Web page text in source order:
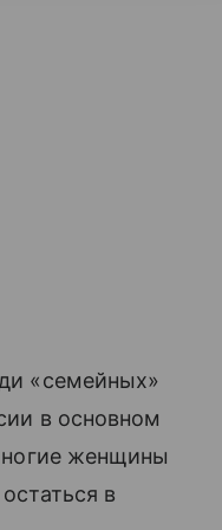
«семейных»
в основном
женщины
в